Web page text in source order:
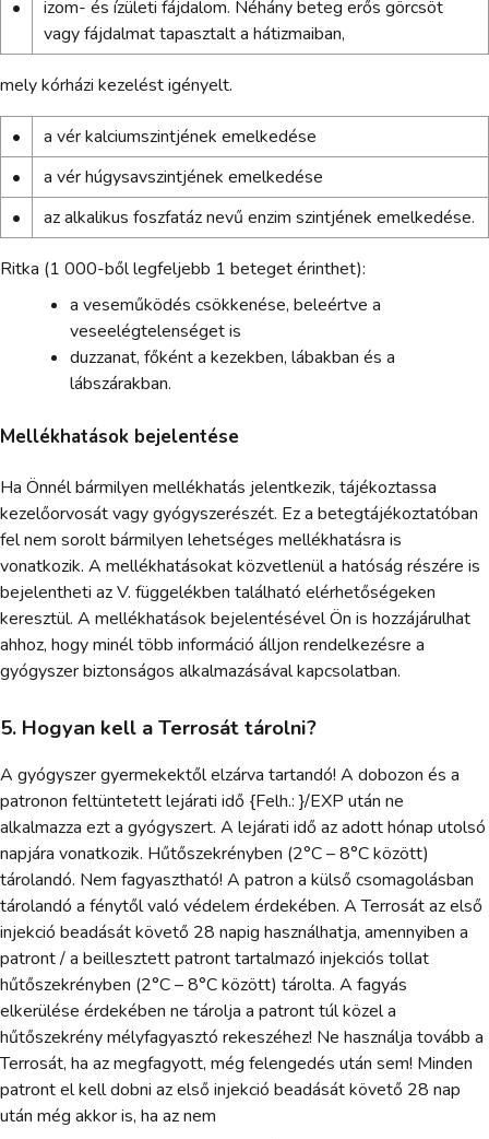
•
izom- és ízületi fájdalom. Néhány beteg erős görcsöt
vagy fájdalmat tapasztalt a hátizmaiban,
mely kórházi kezelést igényelt.
•
a vér kalciumszintjének emelkedése
•
a vér húgysavszintjének emelkedése
•
az alkalikus foszfatáz nevű enzim szintjének emelkedése.
Ritka (1 000-ből legfeljebb 1 beteget érinthet):
a veseműködés csökkenése, beleértve a
veseelégtelenséget is
duzzanat, főként a kezekben, lábakban és a
lábszárakban.
Mellékhatások bejelentése
Ha Önnél bármilyen mellékhatás jelentkezik, tájékoztassa
kezelőorvosát vagy gyógyszerészét. Ez a betegtájékoztatóban
fel nem sorolt bármilyen lehetséges mellékhatásra is
vonatkozik. A mellékhatásokat közvetlenül a hatóság részére is
bejelentheti az V. függelékben található elérhetőségeken
keresztül. A mellékhatások bejelentésével Ön is hozzájárulhat
ahhoz, hogy minél több információ álljon rendelkezésre a
gyógyszer biztonságos alkalmazásával kapcsolatban.
5. Hogyan kell a Terrosát tárolni?
A gyógyszer gyermekektől elzárva tartandó! A dobozon és a
patronon feltüntetett lejárati idő {Felh.: }/EXP után ne
alkalmazza ezt a gyógyszert. A lejárati idő az adott hónap utolsó
napjára vonatkozik. Hűtőszekrényben (2°C – 8°C között)
tárolandó. Nem fagyasztható! A patron a külső csomagolásban
tárolandó a fénytől való védelem érdekében. A Terrosát az első
injekció beadását követő 28 napig használhatja, amennyiben a
patront / a beillesztett patront tartalmazó injekciós tollat
hűtőszekrényben (2°C – 8°C között) tárolta. A fagyás
elkerülése érdekében ne tárolja a patront túl közel a
hűtőszekrény mélyfagyasztó rekeszéhez! Ne használja tovább a
Terrosát, ha az megfagyott, még felengedés után sem! Minden
patront el kell dobni az első injekció beadását követő 28 nap
után még akkor is, ha az nem